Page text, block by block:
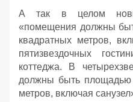
А так в целом
«помещения должны
квадратных метров,
пятизвездочных
коттеджа. В
должны быть
метров, включая